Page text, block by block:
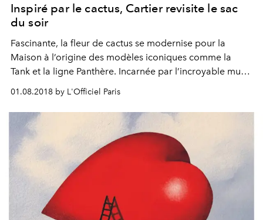
Inspiré par le cactus, Cartier revisite le sac
du soir
Fascinante, la fleur de cactus se modernise pour la
Maison à l’origine des modèles iconiques comme la
Tank et la ligne Panthère. Incarnée par l’incroyable muse
singularité et son nonconformisme. Une collection qui va
en piquer plus d’une, de la bague mobile à l’irrésistible
sac de soirée.
01.08.2018 by L'Officiel Paris